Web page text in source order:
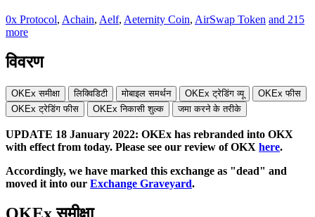
0x Protocol, Achain, Aelf, Aeternity Coin, AirSwap Token and 215
more
विवरण
OKEx समीक्षा लिक्विडिटी मोबाइल समर्थन OKEx ट्रेडिंग व्यू
OKEx फीस
OKEx ट्रेडिंग फीस
OKEx निकासी शुल्क जमा करने के तरीके
UPDATE 18 January 2022: OKEx has rebranded into OKX
with effect from today. Please see our review of OKX here.
Accordingly, we have marked this exchange as "dead" and
moved it into our Exchange Graveyard.